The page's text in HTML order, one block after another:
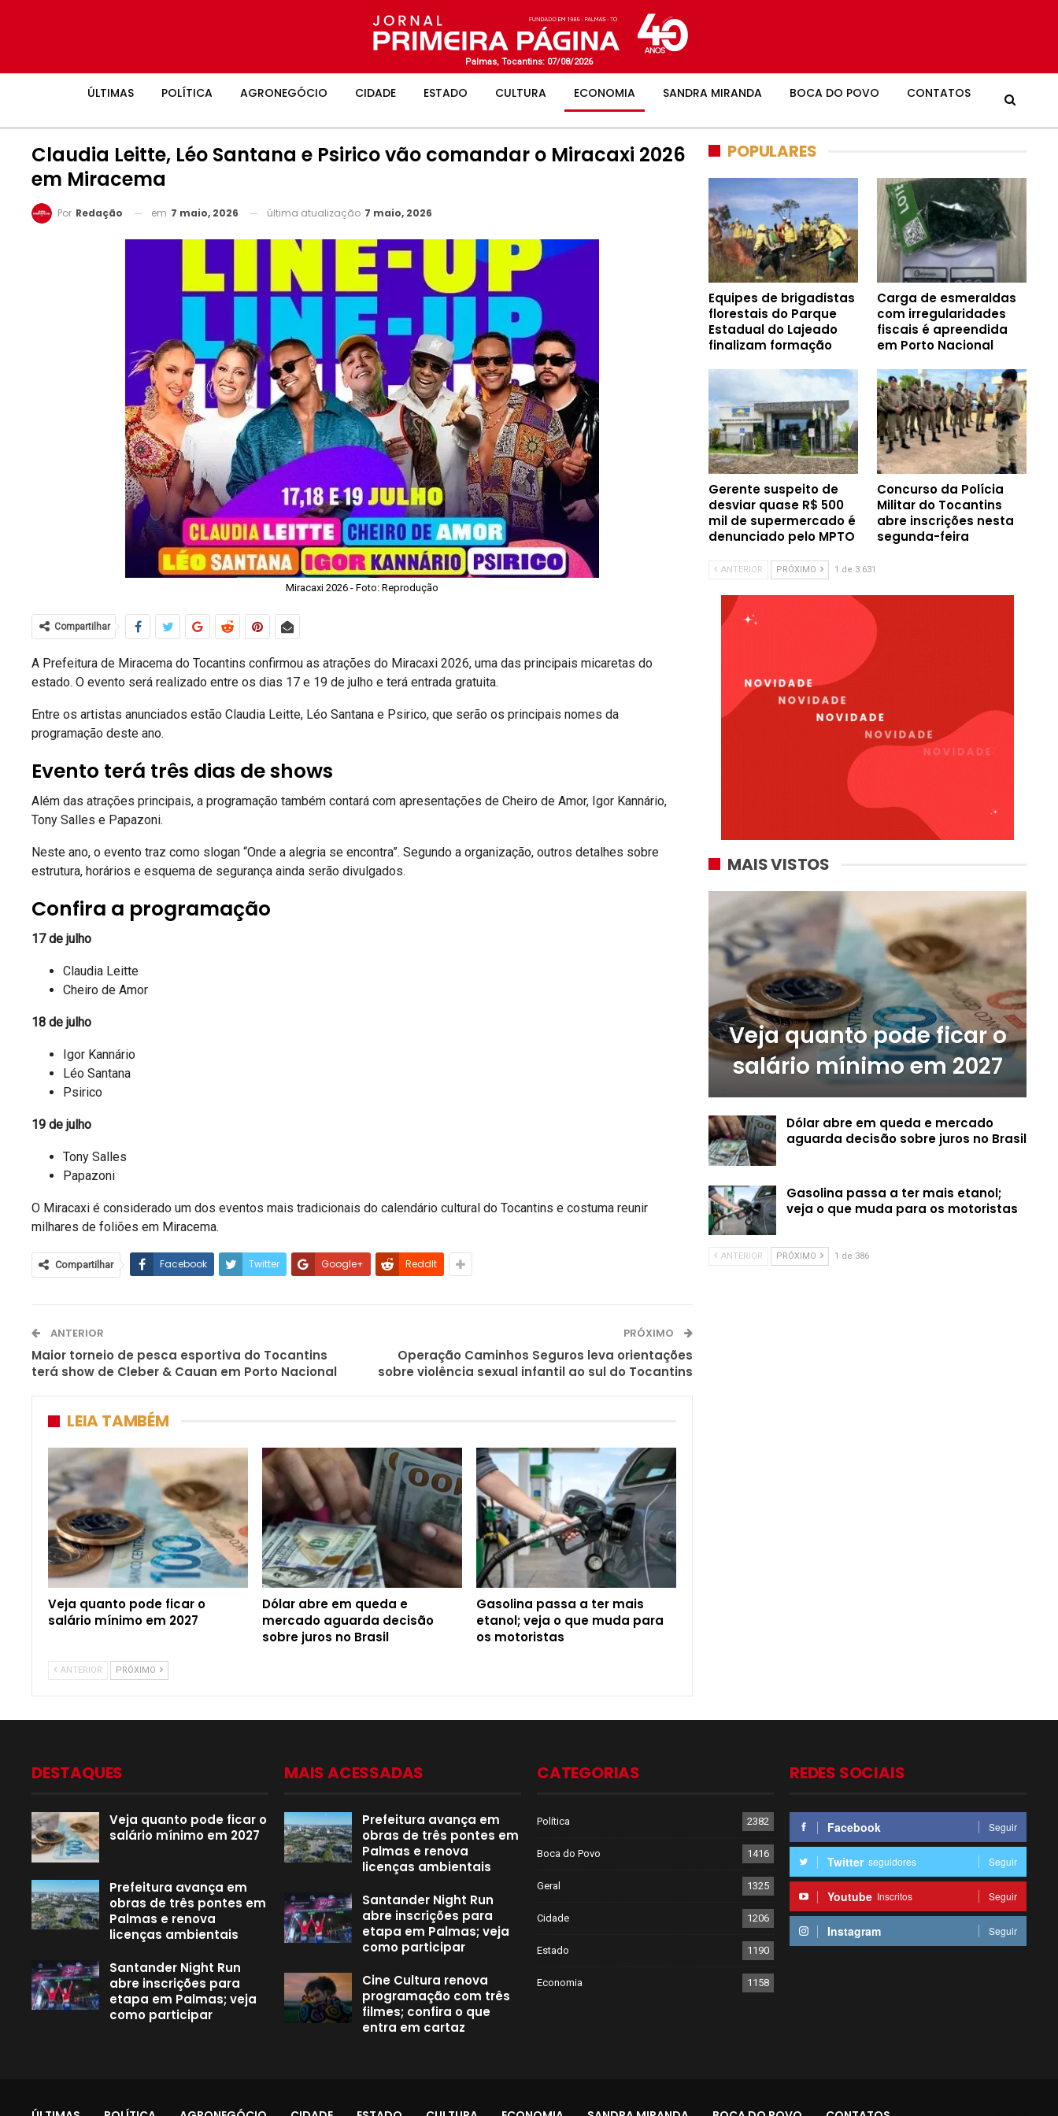
Palmas, Tocantins: 07/08/2026
ÚLTIMAS POLÍTICA AGRONEGÓCIO CIDADE ESTADO CULTURA ECONOMIA SANDRA MIRANDA BOCA DO POVO CONTATOS
Claudia Leitte, Léo Santana e Psirico vão comandar o Miracaxi 2026
em Miracema
Por Redação em 7 maio, 2026 última atualização 7 maio, 2026
Miracaxi 2026 - Foto: Reprodução
Compartilhar
A Prefeitura de Miracema do Tocantins confirmou as atrações do Miracaxi 2026, uma das principais micaretas do
estado. O evento será realizado entre os dias 17 e 19 de julho e terá entrada gratuita.
Entre os artistas anunciados estão Claudia Leitte, Léo Santana e Psirico, que serão os principais nomes da
programação deste ano.
Evento terá três dias de shows
Além das atrações principais, a programação também contará com apresentações de Cheiro de Amor, Igor Kannário,
Tony Salles e Papazoni.
Neste ano, o evento traz como slogan “Onde a alegria se encontra”. Segundo a organização, outros detalhes sobre
estrutura, horários e esquema de segurança ainda serão divulgados.
Confira a programação
17 de julho
Claudia Leitte
Cheiro de Amor
18 de julho
Igor Kannário
Léo Santana
Psirico
19 de julho
Tony Salles
Papazoni
O Miracaxi é considerado um dos eventos mais tradicionais do calendário cultural do Tocantins e costuma reunir
milhares de foliões em Miracema.
Compartilhar Facebook Twitter Google+ ReddIt
ANTERIOR
Maior torneio de pesca esportiva do Tocantins
terá show de Cleber & Cauan em Porto Nacional
PRÓXIMO
Operação Caminhos Seguros leva orientações
sobre violência sexual infantil ao sul do Tocantins
LEIA TAMBÉM
Veja quanto pode ficar o
salário mínimo em 2027
Dólar abre em queda e
mercado aguarda decisão
sobre juros no Brasil
Gasolina passa a ter mais
etanol; veja o que muda para
os motoristas
ANTERIOR PRÓXIMO
POPULARES
Equipes de brigadistas
florestais do Parque
Estadual do Lajeado
finalizam formação
Carga de esmeraldas
com irregularidades
fiscais é apreendida
em Porto Nacional
Gerente suspeito de
desviar quase R$ 500
mil de supermercado é
denunciado pelo MPTO
Concurso da Polícia
Militar do Tocantins
abre inscrições nesta
segunda-feira
ANTERIOR PRÓXIMO 1 de 3.631
MAIS VISTOS
Veja quanto pode ficar o
salário mínimo em 2027
Dólar abre em queda e mercado
aguarda decisão sobre juros no Brasil
Gasolina passa a ter mais etanol;
veja o que muda para os motoristas
ANTERIOR PRÓXIMO 1 de 386
DESTAQUES
Veja quanto pode ficar o
salário mínimo em 2027
Prefeitura avança em
obras de três pontes em
Palmas e renova
licenças ambientais
Santander Night Run
abre inscrições para
etapa em Palmas; veja
como participar
MAIS ACESSADAS
Prefeitura avança em
obras de três pontes em
Palmas e renova
licenças ambientais
Santander Night Run
abre inscrições para
etapa em Palmas; veja
como participar
Cine Cultura renova
programação com três
filmes; confira o que
entra em cartaz
CATEGORIAS
Política 2382
Boca do Povo 1416
Geral 1325
Cidade 1206
Estado 1190
Economia 1158
REDES SOCIAIS
Facebook Seguir
Twitter seguidores Seguir
Youtube Inscritos Seguir
Instagram Seguir